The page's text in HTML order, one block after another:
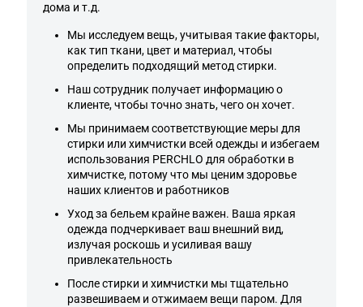
дома и т.д.
Мы исследуем вещь, учитывая такие факторы,
как тип ткани, цвет и материал, чтобы
определить подходящий метод стирки.
Наш сотрудник получает информацию о
клиенте, чтобы точно знать, чего он хочет.
Мы принимаем соответствующие меры для
стирки или химчистки всей одежды и избегаем
использования PERCHLO для обработки в
химчистке, потому что мы ценим здоровье
наших клиентов и работников
Уход за бельем крайне важен. Ваша яркая
одежда подчеркивает ваш внешний вид,
излучая роскошь и усиливая вашу
привлекательность
После стирки и химчистки мы тщательно
развешиваем и отжимаем вещи паром. Для